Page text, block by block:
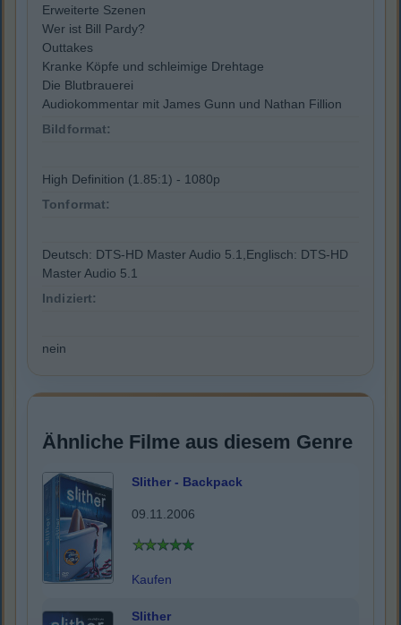
Erweiterte Szenen
Wer ist Bill Pardy?
Outtakes
Kranke Köpfe und schleimige Drehtage
Die Blutbrauerei
Audiokommentar mit James Gunn und Nathan Fillion
Bildformat:
High Definition (1.85:1) - 1080p
Tonformat:
Deutsch: DTS-HD Master Audio 5.1,Englisch: DTS-HD
Master Audio 5.1
Indiziert:
nein
Ähnliche Filme aus diesem Genre
Slither - Backpack
09.11.2006
Kaufen
Slither